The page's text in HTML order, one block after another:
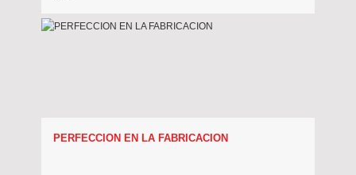
PERFECCION EN LA FABRICACION